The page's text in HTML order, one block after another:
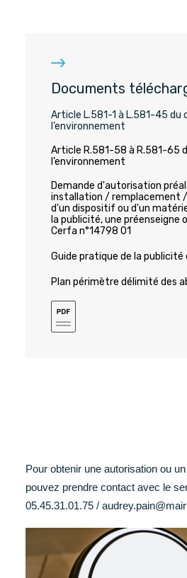
Documents
Article L.581-1 à L.581-45 du
l’environnement
Article R.581-58 à R.581-65
l’environnement
Demande d'autorisation
installation / remplacement
d'un dispositif ou d'un
la publicité, une préenseigne
Cerfa n°14798 01
Guide pratique de la publicité
Plan périmètre délimité des
Pour obtenir une autorisation ou
pouvez prendre contact avec le
05.45.31.01.75 /